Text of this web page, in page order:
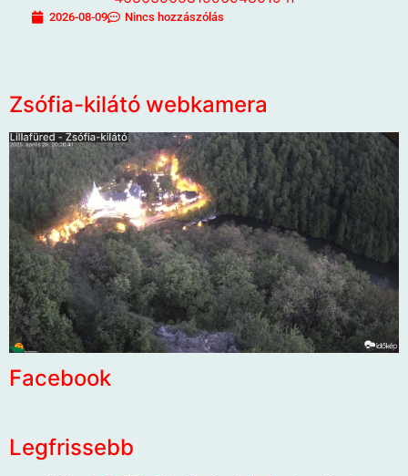
2026-08-09 Nincs hozzászólás
Zsófia-kilátó webkamera
Facebook
Legfrissebb